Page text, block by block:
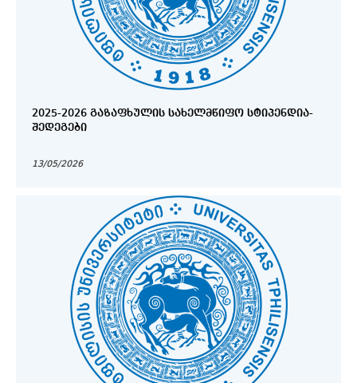
2025-2026 ᲒᲐᲖᲐᲤᲮᲣᲚᲘᲡ ᲡᲐᲮᲔᲚᲛᲬᲘᲤᲝ ᲡᲢᲘᲞᲔᲜᲓᲘᲐ-
ᲨᲔᲓᲔᲒᲔᲑᲘ
13/05/2026